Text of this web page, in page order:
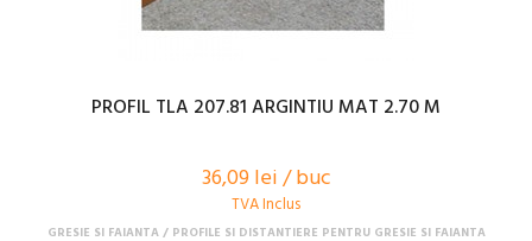
PROFIL TLA 207.81 ARGINTIU MAT 2.70 M
36,09 lei / buc
TVA Inclus
GRESIE SI FAIANTA PROFILE SI DISTANTIERE PENTRU GRESIE SI FAIANTA